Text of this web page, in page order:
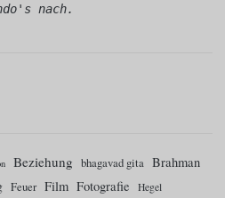
nach.
Beziehung bhagavad gita Brahman
Feuer Film Fotografie Hegel